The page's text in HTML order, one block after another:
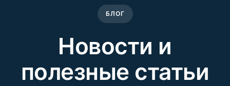
БЛОГ
Новости и
полезные статьи